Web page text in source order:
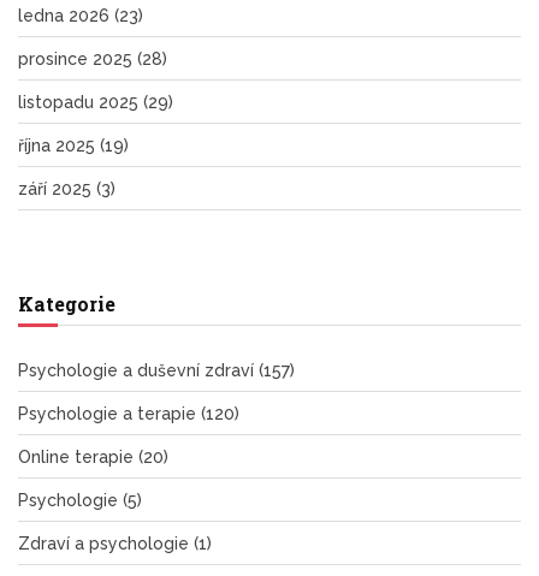
ledna 2026 (23)
prosince 2025 (28)
listopadu 2025 (29)
října 2025 (19)
září 2025 (3)
Kategorie
Psychologie a duševní zdraví (157)
Psychologie a terapie (120)
Online terapie (20)
Psychologie (5)
Zdraví a psychologie (1)